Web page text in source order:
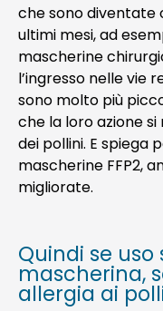
che sono diventate
ultimi mesi, ad
mascherine
l’ingresso nelle vie
sono molto più
che la loro azione
dei pollini. E spiega
mascherine FFP2,
migliorate.
Quindi se
mascherina,
allergia ai